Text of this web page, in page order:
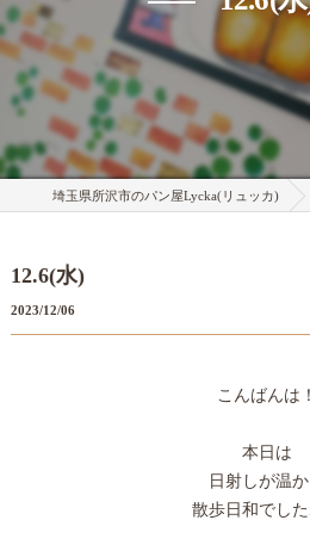
埼玉県所沢市のパン屋Lycka(リュッカ)
12.6(水)
2023/12/06
こんばんは！
本日は
日射しが温か
散歩日和でした